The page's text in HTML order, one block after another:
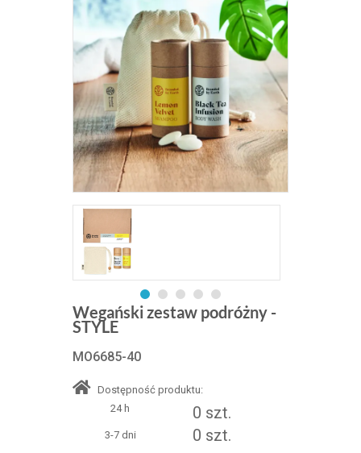
Wegański zestaw podróżny -
STYLE
MO6685-40
Dostępność produktu:
24 h
0 szt.
3-7 dni 0 szt.